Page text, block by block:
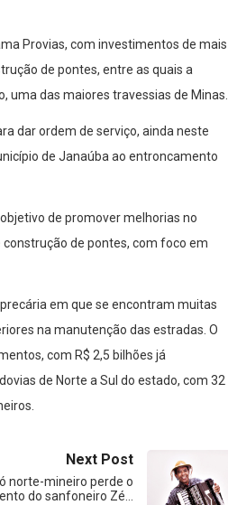
Provias, com investimentos de mais
de pontes, entre as quais a
uma das maiores travessias de Minas.
dar ordem de serviço, ainda neste
de Janaúba ao entroncamento
de promover melhorias no
de pontes, com foco em
em que se encontram muitas
na manutenção das estradas. O
com R$ 2,5 bilhões já
de Norte a Sul do estado, com 32
Next Post
norte-mineiro perde o
do sanfoneiro Zé…